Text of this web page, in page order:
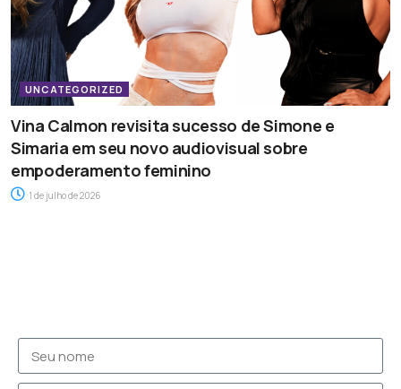
UNCATEGORIZED
Vina Calmon revisita sucesso de Simone e
Simaria em seu novo audiovisual sobre
empoderamento feminino
1 de julho de 2026